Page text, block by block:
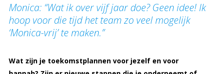
Monica: “Wat ik over vijf jaar doe? Geen idee! Ik
hoop voor die tijd het team zo veel mogelijk
‘Monica-vrij’ te maken.”
Wat zijn je toekomstplannen voor jezelf en voor